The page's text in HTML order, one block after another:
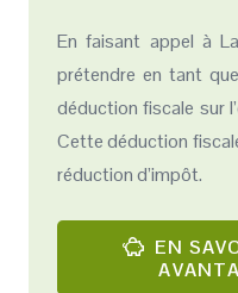
En faisant appel à
prétendre en tant
déduction fiscale sur
Cette déduction
réduction d’impôt.
EN